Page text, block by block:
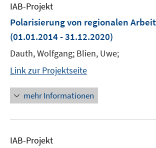
IAB-Projekt
Polarisierung von regionalen
(01.01.2014 - 31.12.2020)
Dauth, Wolfgang; Blien, Uwe;
Link zur Projektseite
mehr Informationen
IAB-Projekt